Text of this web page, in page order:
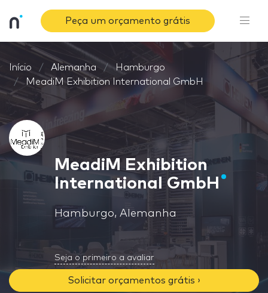
Peça um orçamento grátis
Início Alemanha
Hamburgo
MeadiM Exhibition International GmbH
MeadiM Exhibition
International GmbH
Hamburgo, Alemanha
Seja o primeiro a avaliar
Solicitar orçamentos grátis ›